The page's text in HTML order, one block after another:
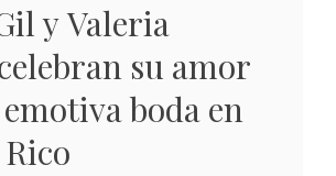
y Valeria
su amor
boda en